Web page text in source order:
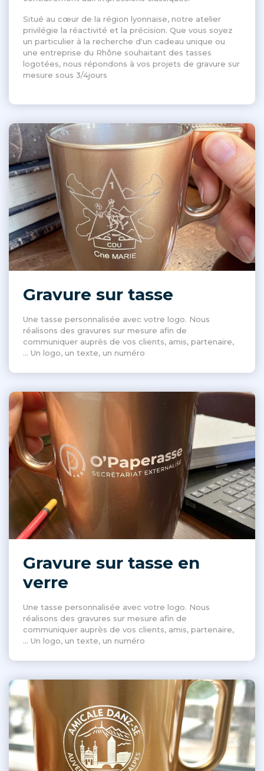
Situé au cœur de la région lyonnaise, notre atelier
privilégie la réactivité et la précision. Que vous soyez
un particulier à la recherche d'un cadeau unique ou
une entreprise du Rhône souhaitant des tasses
logotées, nous répondons à vos projets de gravure sur
mesure sous 3/4jours
Gravure sur tasse
Une tasse personnalisée avec votre logo. Nous
réalisons des gravures sur mesure afin de
communiquer auprès de vos clients, amis, partenaire,
... Un logo, un texte, un numéro
Gravure sur tasse en
verre
Une tasse personnalisée avec votre logo. Nous
réalisons des gravures sur mesure afin de
communiquer auprès de vos clients, amis, partenaire,
... Un logo, un texte, un numéro